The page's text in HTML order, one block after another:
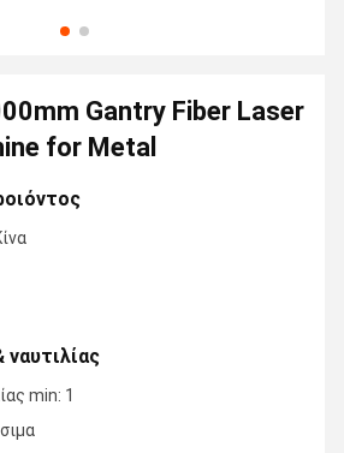
Gantry Fiber Laser
for Metal
min: 1